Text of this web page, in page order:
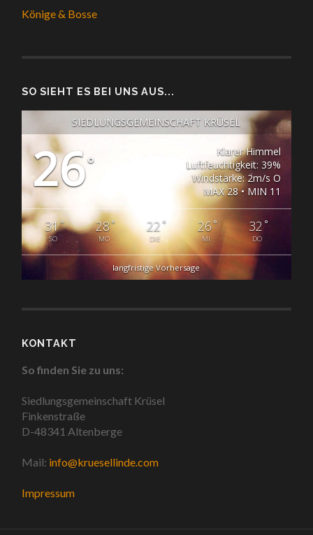
Könige & Bosse
SO SIEHT ES BEI UNS AUS...
SIEDLUNGSGEMEINSCHAFT KRÜSEL
26°
Klarer Himmel
Luftfeuchtigkeit: 39%
Windstärke: 2m/s O
MAX 28 • MIN 11
31°
SO
28°
MO
22 °
DIE
26°
MI
32 °
DO
langfristige Vorhersage
KONTAKT
So finden Sie zu uns:
Siedlungsgemeinschaft Krüsel
Finkenstraße
D-48341 Altenberge
Mail: info@kruesellinde.com
Impressum